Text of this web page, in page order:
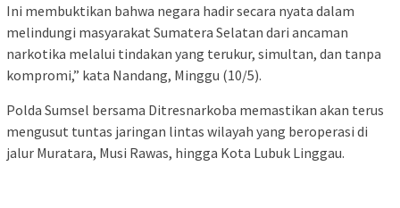
Ini membuktikan bahwa negara hadir secara nyata dalam
melindungi masyarakat Sumatera Selatan dari ancaman
narkotika melalui tindakan yang terukur, simultan, dan tanpa
kompromi,” kata Nandang, Minggu (10/5).
Polda Sumsel bersama Ditresnarkoba memastikan akan terus
mengusut tuntas jaringan lintas wilayah yang beroperasi di
jalur Muratara, Musi Rawas, hingga Kota Lubuk Linggau.